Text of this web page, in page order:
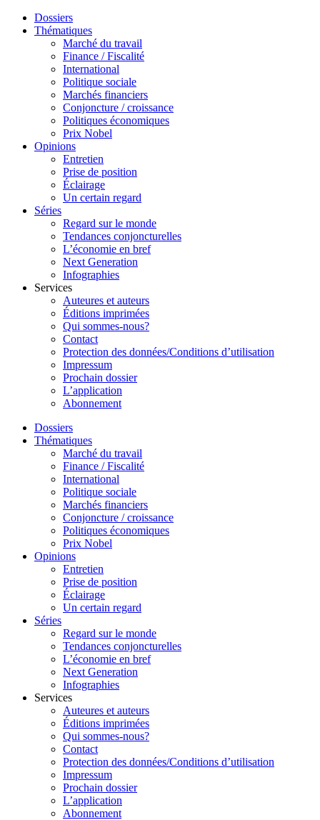
Dossiers
Thématiques
Marché du travail
Finance / Fiscalité
International
Politique sociale
Marchés financiers
Conjoncture / croissance
Politiques économiques
Prix Nobel
Opinions
Entretien
Prise de position
Éclairage
Un certain regard
Séries
Regard sur le monde
Tendances conjoncturelles
L’économie en bref
Next Generation
Infographies
Services
Auteures et auteurs
Éditions imprimées
Qui sommes-nous?
Contact
Protection des données/Conditions d’utilisation
Impressum
Prochain dossier
L’application
Abonnement
Dossiers
Thématiques
Marché du travail
Finance / Fiscalité
International
Politique sociale
Marchés financiers
Conjoncture / croissance
Politiques économiques
Prix Nobel
Opinions
Entretien
Prise de position
Éclairage
Un certain regard
Séries
Regard sur le monde
Tendances conjoncturelles
L’économie en bref
Next Generation
Infographies
Services
Auteures et auteurs
Éditions imprimées
Qui sommes-nous?
Contact
Protection des données/Conditions d’utilisation
Impressum
Prochain dossier
L’application
Abonnement